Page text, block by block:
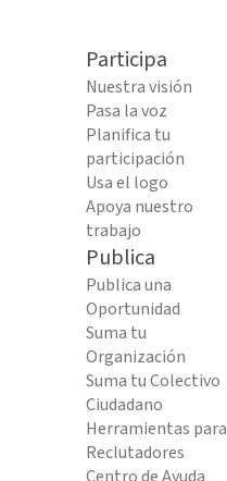
Participa
Nuestra visión
Pasa la voz
Planifica tu
participación
Usa el logo
Apoya nuestro
trabajo
Publica
Publica una
Oportunidad
Suma tu
Organización
Suma tu Colectivo
Ciudadano
Herramientas para
Reclutadores